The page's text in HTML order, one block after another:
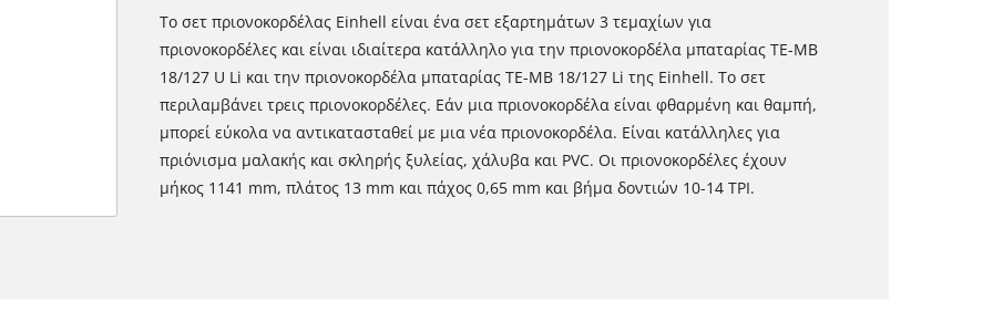
Το σετ πριονοκορδέλας Einhell είναι ένα σετ εξαρτημάτων 3 τεμαχίων για
πριονοκορδέλες και είναι ιδιαίτερα κατάλληλο για την πριονοκορδέλα μπαταρίας TE-MB
18/127 U Li και την πριονοκορδέλα μπαταρίας TE-MB 18/127 Li της Einhell. Το σετ
περιλαμβάνει τρεις πριονοκορδέλες. Εάν μια πριονοκορδέλα είναι φθαρμένη και θαμπή,
μπορεί εύκολα να αντικατασταθεί με μια νέα πριονοκορδέλα. Είναι κατάλληλες για
πριόνισμα μαλακής και σκληρής ξυλείας, χάλυβα και PVC. Οι πριονοκορδέλες έχουν
μήκος 1141 mm, πλάτος 13 mm και πάχος 0,65 mm και βήμα δοντιών 10-14 TPI.